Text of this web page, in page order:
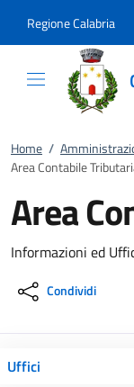
Regione Calabria
Home /
Area Contabile
Area
Informazioni ed
Condividi
Uffici